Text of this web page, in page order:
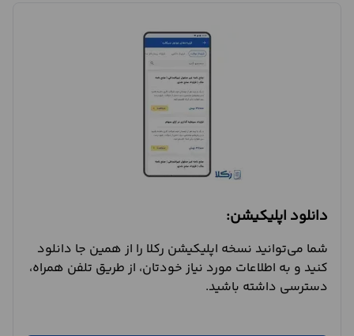
دانلود اپلیکیشن:
شما می‌توانید نسخه اپلیکیشن رکلا را از همین جا دانلود
کنید و به اطلاعات مورد نیاز خودتان، از طریق تلفن همراه،
دسترسی داشته باشید.